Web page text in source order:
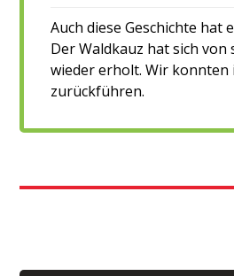
Auch diese Geschichte hat
Der Waldkauz hat sich von
wieder erholt. Wir
zurückführen.